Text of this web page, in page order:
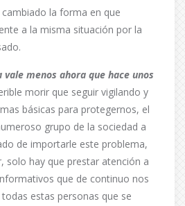
la forma en que
a la misma situación por la
menos ahora que hace unos
morir que seguir vigilando y
básicas para protegernos, el
grupo de la sociedad a
de importarle este problema,
solo hay que prestar atención a
que de continuo nos
estas personas que se